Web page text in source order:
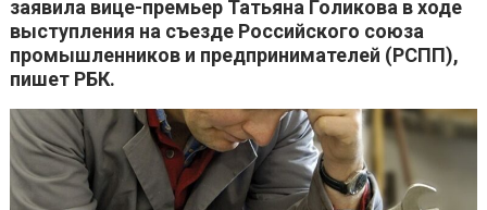
заявила вице-премьер Татьяна Голикова в ходе
выступления на съезде Российского союза
промышленников и предпринимателей (РСПП),
пишет РБК.